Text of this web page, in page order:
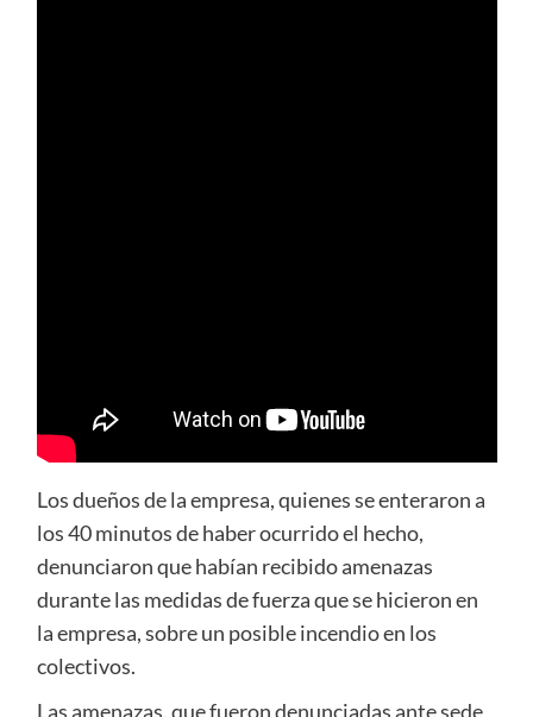
Los dueños de la empresa, quienes se enteraron a
los 40 minutos de haber ocurrido el hecho,
denunciaron que habían recibido amenazas
durante las medidas de fuerza que se hicieron en
la empresa, sobre un posible incendio en los
colectivos.
Las amenazas, que fueron denunciadas ante sede